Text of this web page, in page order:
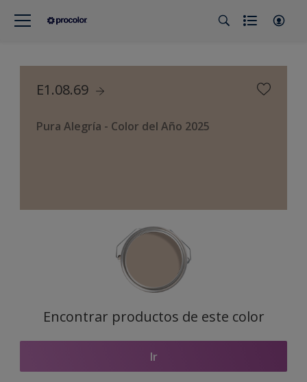
E1.08.69
Pura Alegría - Color del Año 2025
Encontrar productos de este color
Ir